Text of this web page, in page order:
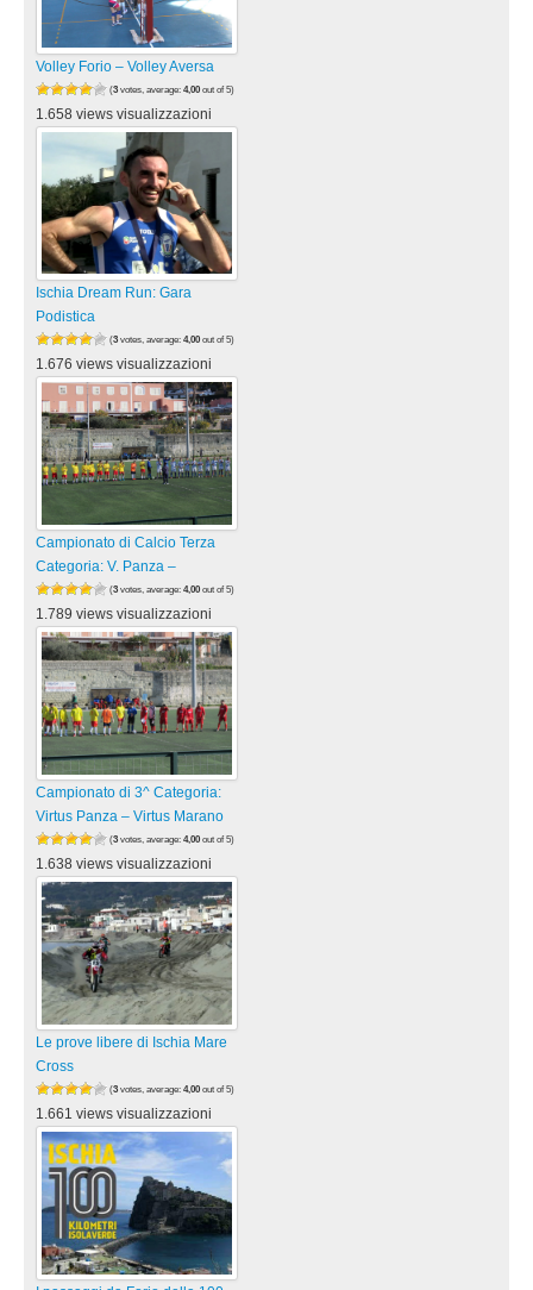
Volley Forio – Volley Aversa
(3 votes, average: 4,00 out of 5)
1.658 views visualizzazioni
Ischia Dream Run: Gara
Podistica
(3 votes, average: 4,00 out of 5)
1.676 views visualizzazioni
Campionato di Calcio Terza
Categoria: V. Panza –
(3 votes, average: 4,00 out of 5)
1.789 views visualizzazioni
Campionato di 3^ Categoria:
Virtus Panza – Virtus Marano
(3 votes, average: 4,00 out of 5)
1.638 views visualizzazioni
Le prove libere di Ischia Mare
Cross
(3 votes, average: 4,00 out of 5)
1.661 views visualizzazioni